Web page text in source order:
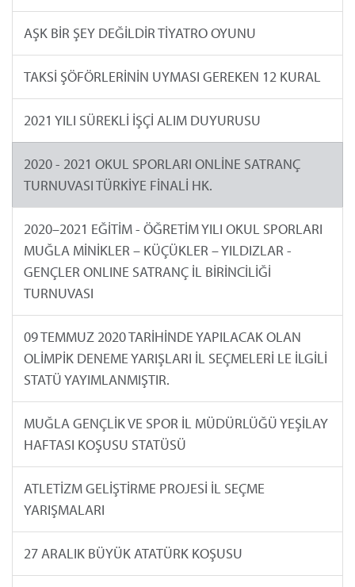
AŞK BİR ŞEY DEĞİLDİR TİYATRO OYUNU
TAKSİ ŞÖFÖRLERİNİN UYMASI GEREKEN 12 KURAL
2021 YILI SÜREKLİ İŞÇİ ALIM DUYURUSU
2020 - 2021 OKUL SPORLARI ONLİNE SATRANÇ
TURNUVASI TÜRKİYE FİNALİ HK.
2020–2021 EĞİTİM - ÖĞRETİM YILI OKUL SPORLARI
MUĞLA MİNİKLER – KÜÇÜKLER – YILDIZLAR -
GENÇLER ONLINE SATRANÇ İL BİRİNCİLİĞİ
TURNUVASI
09 TEMMUZ 2020 TARİHİNDE YAPILACAK OLAN
OLİMPİK DENEME YARIŞLARI İL SEÇMELERİ LE İLGİLİ
STATÜ YAYIMLANMIŞTIR.
MUĞLA GENÇLİK VE SPOR İL MÜDÜRLÜĞÜ YEŞİLAY
HAFTASI KOŞUSU STATÜSÜ
ATLETİZM GELİŞTİRME PROJESİ İL SEÇME
YARIŞMALARI
27 ARALIK BÜYÜK ATATÜRK KOŞUSU